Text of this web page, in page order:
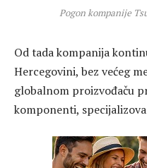
Pogon kompanije
Od tada kompanija
Hercegovini, bez većeg
globalnom proizvođaču
komponenti,